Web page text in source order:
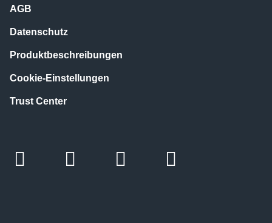
AGB
Datenschutz
Produktbeschreibungen
Cookie-Einstellungen
Trust Center